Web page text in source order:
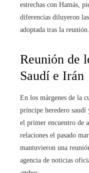
estrechas con Hamás,
diferencias diluyeron
adoptada tras la reunión.
Reunión de
Saudí e Irán
En los márgenes de la
príncipe heredero saudí
el primer encuentro de
relaciones el pasado
mantuvieron una
agencia de noticias